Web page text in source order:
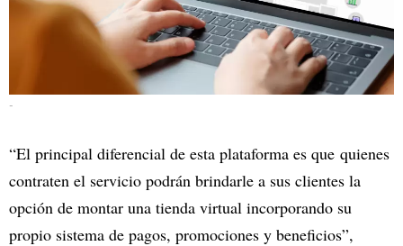
-
“El principal diferencial de esta plataforma es que quienes
contraten el servicio podrán brindarle a sus clientes la
opción de montar una tienda virtual incorporando su
propio sistema de pagos, promociones y beneficios”,